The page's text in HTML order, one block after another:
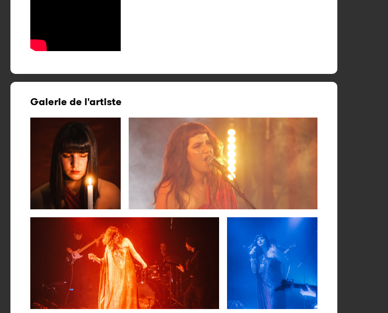
Galerie de l'artiste